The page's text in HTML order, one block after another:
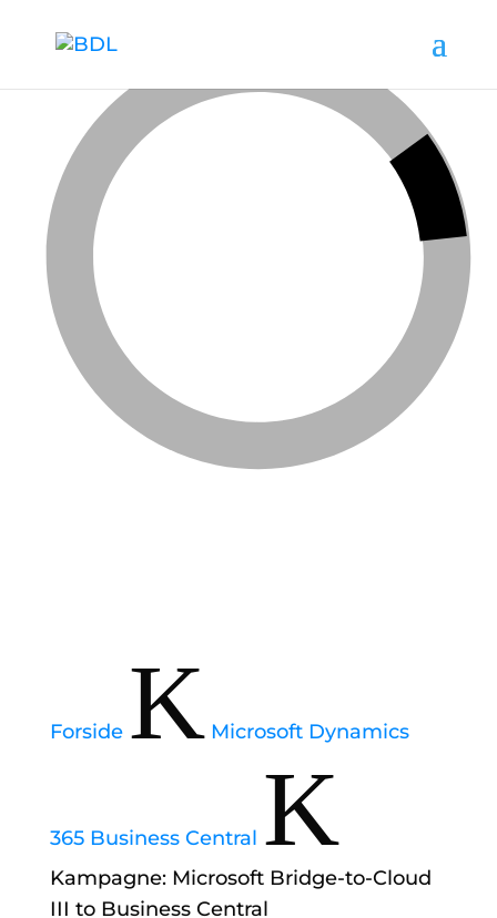
Forside K Microsoft Dynamics
365 Business Central K
Kampagne: Microsoft Bridge-to-Cloud
III to Business Central